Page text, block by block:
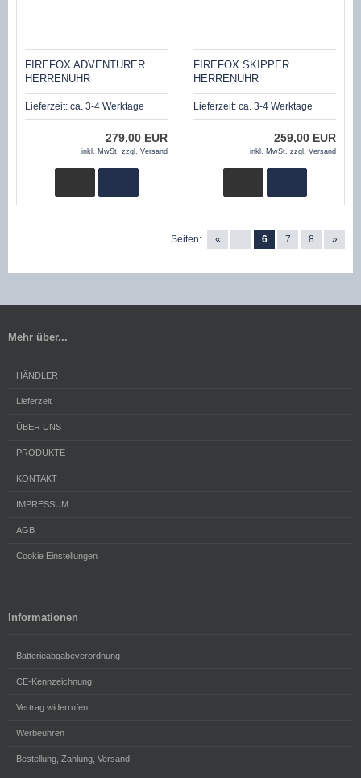
FIREFOX ADVENTURER
HERRENUHR
CHRONOGRAPH FFS195-120
SILBER/BLAU
Lieferzeit: ca. 3-4 Werktage
279,00 EUR
inkl. MwSt. zzgl. Versand
FIREFOX SKIPPER
HERRENUHR
CHRONOGRAPH FFS285-102
SCHWARZBRAUN 10 ATM
Lieferzeit: ca. 3-4 Werktage
259,00 EUR
inkl. MwSt. zzgl. Versand
Seiten: « ... 6 7 8 »
Mehr über...
HÄNDLER
Lieferzeit
ÜBER UNS
PRODUKTE
KONTAKT
IMPRESSUM
AGB
Cookie Einstellungen
Informationen
Batterieabgabeverordnung
CE-Kennzeichnung
Vertrag widerrufen
Werbeuhren
Bestellung, Zahlung, Versand.